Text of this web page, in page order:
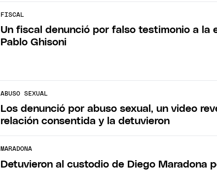
FISCAL
Un fiscal denunció por falso testimonio a la
Pablo Ghisoni
ABUSO SEXUAL
Los denunció por abuso sexual, un video
relación consentida y la detuvieron
MARADONA
Detuvieron al custodio de Diego Maradona